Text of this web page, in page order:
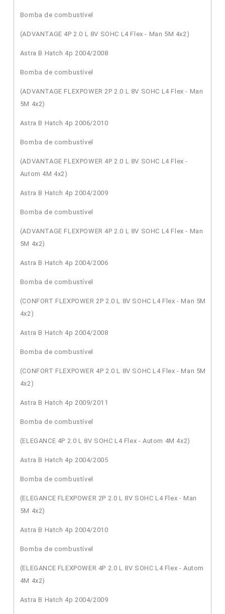
Bomba de combustível
(ADVANTAGE 4P 2.0 L 8V SOHC L4 Flex - Man 5M 4x2)
Astra B Hatch 4p 2004/2008
Bomba de combustível
(ADVANTAGE FLEXPOWER 2P 2.0 L 8V SOHC L4 Flex - Man
5M 4x2)
Astra B Hatch 4p 2006/2010
Bomba de combustível
(ADVANTAGE FLEXPOWER 4P 2.0 L 8V SOHC L4 Flex -
Autom 4M 4x2)
Astra B Hatch 4p 2004/2009
Bomba de combustível
(ADVANTAGE FLEXPOWER 4P 2.0 L 8V SOHC L4 Flex - Man
5M 4x2)
Astra B Hatch 4p 2004/2006
Bomba de combustível
(CONFORT FLEXPOWER 2P 2.0 L 8V SOHC L4 Flex - Man 5M
4x2)
Astra B Hatch 4p 2004/2008
Bomba de combustível
(CONFORT FLEXPOWER 4P 2.0 L 8V SOHC L4 Flex - Man 5M
4x2)
Astra B Hatch 4p 2009/2011
Bomba de combustível
(ELEGANCE 4P 2.0 L 8V SOHC L4 Flex - Autom 4M 4x2)
Astra B Hatch 4p 2004/2005
Bomba de combustível
(ELEGANCE FLEXPOWER 2P 2.0 L 8V SOHC L4 Flex - Man
5M 4x2)
Astra B Hatch 4p 2004/2010
Bomba de combustível
(ELEGANCE FLEXPOWER 4P 2.0 L 8V SOHC L4 Flex - Autom
4M 4x2)
Astra B Hatch 4p 2004/2009